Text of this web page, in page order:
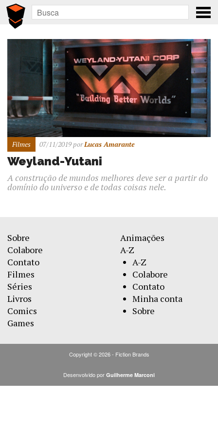
Filmes 07/11/2019por Lucas Amarante
Weyland-Yutani
A construção de mundos melhores deve ser a partir do
domínio do universo e de todas coisas nele.
Sobre
Colabore
Contato
Filmes
Séries
Livros
Comics
Games
Animações
A-Z
A-Z
Colabore
Contato
Minha conta
Sobre
Copyright © 2026 - Fiction Brands
Desenvolvido por Guilherme Marconi